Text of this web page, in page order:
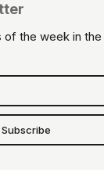
of the week in
Subscribe